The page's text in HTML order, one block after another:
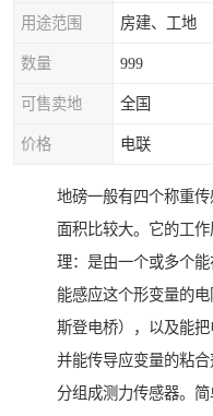
用途范围 房建、工地
数量 999
可售卖地 全国
价格 电联
地磅一般有四个称重
面积比较大。它的工
理：是由一个或多个
能感应这个形变量的
斯登电桥），以及能
并能传导应变量的粘
分组成测力传感器。